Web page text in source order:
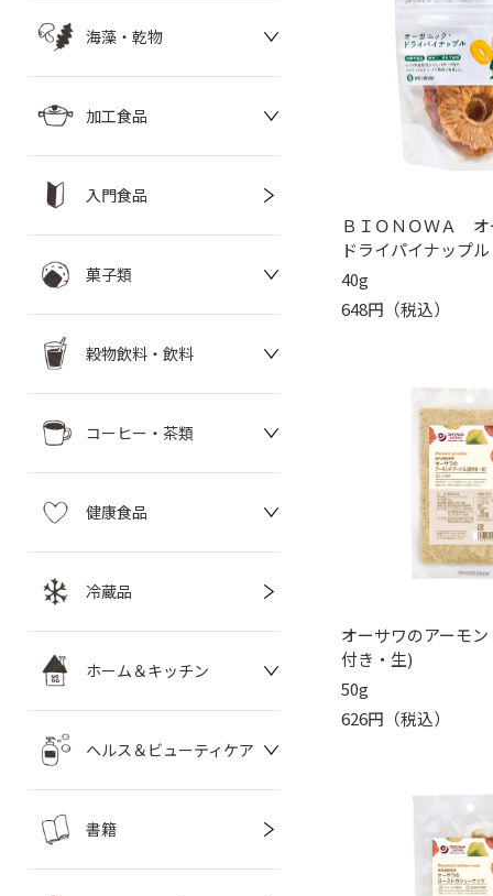
海藻・乾物
加工食品
入門食品
菓子類
穀物飲料・飲料
コーヒー・茶類
健康食品
冷蔵品
ホーム＆キッチン
ヘルス＆ビューティケア
書籍
ＢＩＯＮＯＷＡ オ
ドライパイナップル
40g
648円（税込）
オーサワのアーモ
付き・生)
50g
626円（税込）